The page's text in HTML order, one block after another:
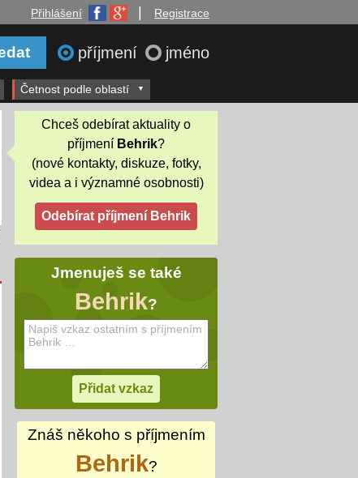
Přihlášení Registrace
příjmení jméno
Četnost podle oblastí
Chceš odebírat aktuality o
příjmení Behrik?
(nové kontakty, diskuze, fotky,
videa a i významné osobnosti)
Jmenuješ se také
Behrik?
Znáš někoho s příjmením
Behrik?